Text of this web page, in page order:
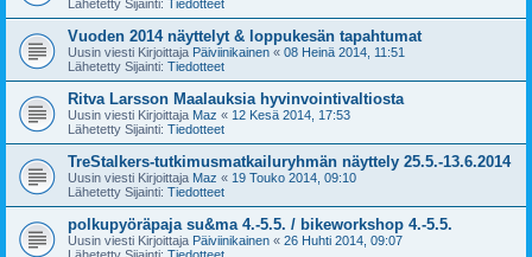
Lähetetty Sijainti: Tiedotteet
Vuoden 2014 näyttelyt & loppukesän tapahtumat
Uusin viesti Kirjoittaja Päiviinikainen « 08 Heinä 2014, 11:51
Lähetetty Sijainti: Tiedotteet
Ritva Larsson Maalauksia hyvinvointivaltiosta
Uusin viesti Kirjoittaja Maz « 12 Kesä 2014, 17:53
Lähetetty Sijainti: Tiedotteet
TreStalkers-tutkimusmatkailuryhmän näyttely 25.5.-13.6.2014
Uusin viesti Kirjoittaja Maz « 19 Touko 2014, 09:10
Lähetetty Sijainti: Tiedotteet
polkupyöräpaja su&ma 4.-5.5. / bikeworkshop 4.-5.5.
Uusin viesti Kirjoittaja Päiviinikainen « 26 Huhti 2014, 09:07
Lähetetty Sijainti: Tiedotteet